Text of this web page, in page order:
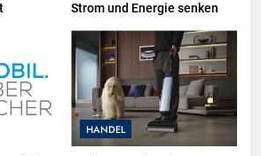
Strom und Energie senken
HANDEL